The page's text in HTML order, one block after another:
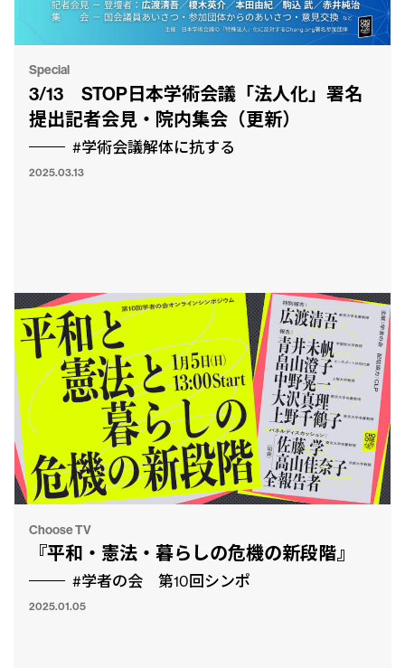
Special
3/13 STOP日本学術会議「法人化」署名
提出記者会見・院内集会（更新）
#学術会議解体に抗する
2025.03.13
Choose TV
『平和・憲法・暮らしの危機の新段階』
#学者の会 第10回シンポ
2025.01.05